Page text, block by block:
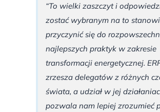
“To wielki zaszczyt i
zostać wybranym na to
przyczynić się do
najlepszych praktyk w zakresie
transformacji energetycznej.
zrzesza delegatów z różnych
świata, a udział w jej
pozwala nam lepiej zrozumieć